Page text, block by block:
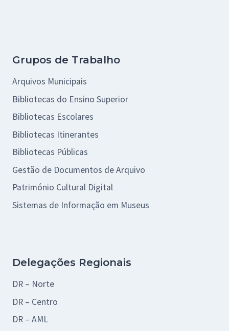
Grupos de Trabalho
Arquivos Municipais
Bibliotecas do Ensino Superior
Bibliotecas Escolares
Bibliotecas Itinerantes
Bibliotecas Públicas
Gestão de Documentos de Arquivo
Património Cultural Digital
Sistemas de Informação em Museus
Delegações Regionais
DR – Norte
DR – Centro
DR – AML